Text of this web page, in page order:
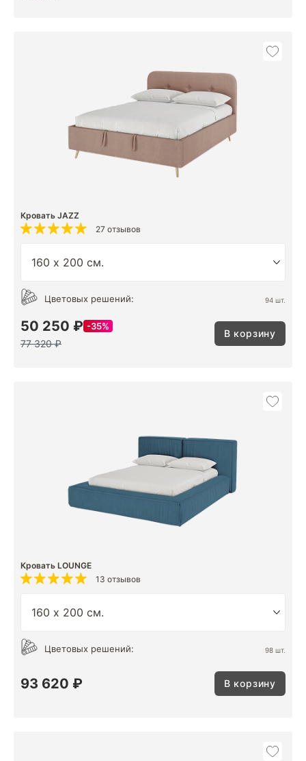
Кровать JAZZ
27 отзывов
Цветовых решений: 94 шт.
50 250 ₽ 35%
77 320 ₽
В корзину
Кровать LOUNGE
13 отзывов
Цветовых решений: 98 шт.
93 620 ₽ В корзину